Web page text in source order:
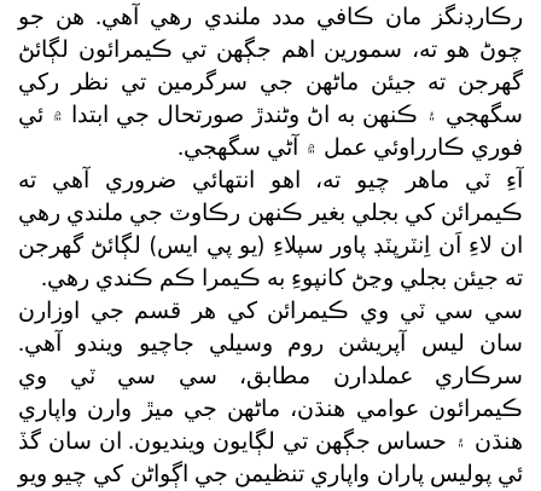
رڪارڊنگز مان ڪافي مدد ملندي رهي آهي. هن جو
چوڻ هو ته، سمورين اهم جڳهن تي ڪيمرائون لڳائڻ
گھرجن ته جيئن ماڻهن جي سرگرمين تي نظر رکي
سگھجي ۽ ڪنهن به اڻ وڻندڙ صورتحال جي ابتدا ۾ ئي
فوري ڪارراوئي عمل ۾ آڻي سگھجي.
آءِ ٽي ماهر چيو ته، اهو انتهائي ضروري آهي ته
ڪيمرائن کي بجلي بغير ڪنهن رڪاوٽ جي ملندي رهي
ان لاءِ اَن اِنٽرپٽڊ پاور سپلاءِ (يو پي ايس) لڳائڻ گھرجن
ته جيئن بجلي وڃڻ کانپوءِ به ڪيمرا ڪم ڪندي رهي.
سي سي ٽي وي ڪيمرائن کي هر قسم جي اوزارن
سان ليس آپريشن روم وسيلي جاچيو ويندو آهي.
سرڪاري عملدارن مطابق، سي سي ٽي وي
ڪيمرائون عوامي هنڌن، ماڻهن جي ميڙ وارن واپاري
هنڌن ۽ حساس جڳهن تي لڳايون وينديون. ان سان گڏ
ئي پوليس پاران واپاري تنظيمن جي اڳواڻن کي چيو ويو